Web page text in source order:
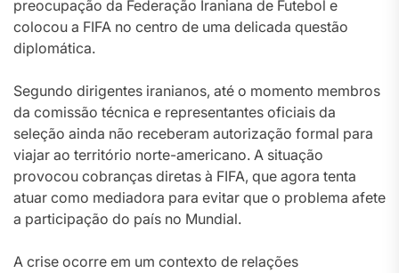
preocupação da Federação Iraniana de Futebol e
colocou a FIFA no centro de uma delicada questão
diplomática.
Segundo dirigentes iranianos, até o momento membros
da comissão técnica e representantes oficiais da
seleção ainda não receberam autorização formal para
viajar ao território norte-americano. A situação
provocou cobranças diretas à FIFA, que agora tenta
atuar como mediadora para evitar que o problema afete
a participação do país no Mundial.
A crise ocorre em um contexto de relações